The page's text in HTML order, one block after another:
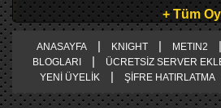
+ Tüm
ANASAYFA | KNIGHT | METIN2 |
BLOGLARI
| ÜCRETSİZ SERVER
YENİ ÜYELİK | ŞİFRE HATIRLATMA